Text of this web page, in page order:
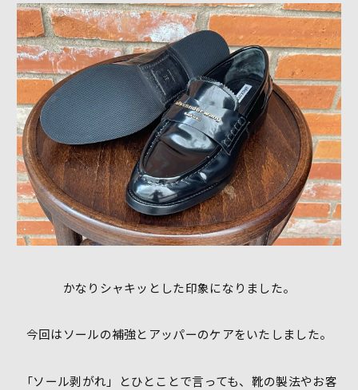
かなりシャキッとした印象になりました。
今回はソールの補強とアッパーのケアをいたしました。
「ソール剥がれ」とひとことで言っても、靴の製法やお客